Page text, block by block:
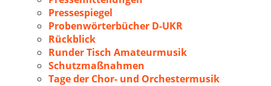
Pressespiegel
Probenwörterbücher D-UKR
Rückblick
Runder Tisch Amateurmusik
Schutzmaßnahmen
Tage der Chor- und Orchestermusik